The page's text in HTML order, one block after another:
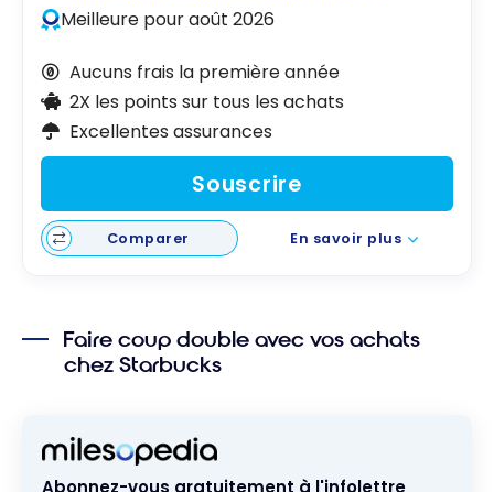
Meilleure pour août 2026
Aucuns frais la première année
2X les points sur tous les achats
Excellentes assurances
Souscrire
Comparer En savoir plus
Faire coup double avec vos achats
chez Starbucks